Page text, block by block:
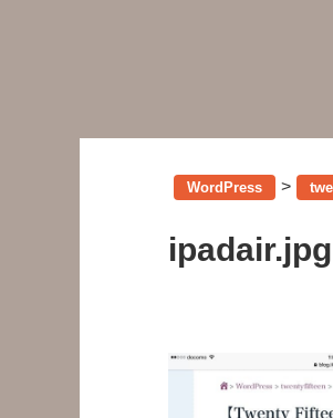
WordPress >
ipadair.jpg